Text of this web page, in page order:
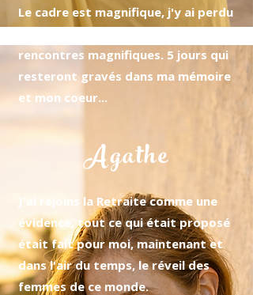
Agathe
Le cadre est magnifique, j'y ai perdu
rencontres magnifiques. 5 jours qui
resteront gravés dans ma mémoire
et mon coeur...
J'ai rejoins la Retraite comme une
évidence, tout ce qui était proposé
était fait pour moi, maintenant et
dans l'air du temps, le réveil des
femmes de ce monde.